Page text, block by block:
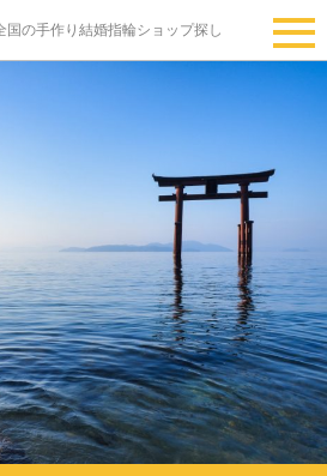
国の手作り結婚指輪ショップ探し